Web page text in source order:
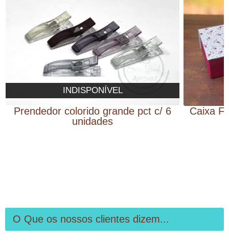
INDISPONÍVEL
Prendedor colorido grande pct c/ 6
unidades
Caixa
O Que os nossos clientes dizem...